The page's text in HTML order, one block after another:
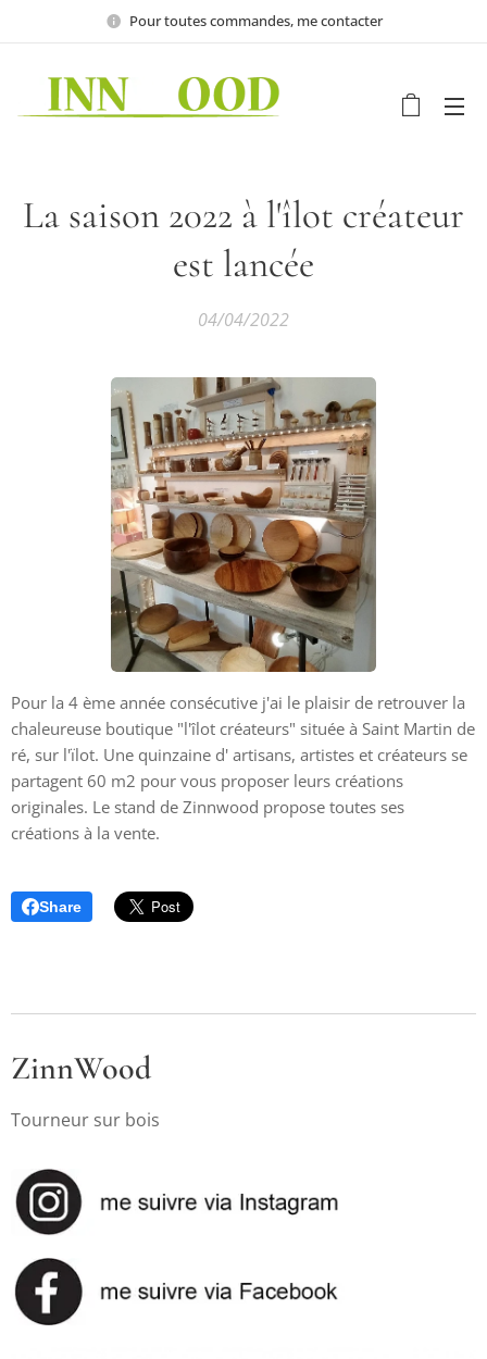
Pour toutes commandes, me contacter
La saison 2022 à l'îlot créateur
est lancée
04/04/2022
Pour la 4 ème année consécutive j'ai le plaisir de retrouver la
chaleureuse boutique "l'îlot créateurs" située à Saint Martin de
ré, sur l'ïlot. Une quinzaine d' artisans, artistes et créateurs se
partagent 60 m2 pour vous proposer leurs créations
originales. Le stand de Zinnwood propose toutes ses
créations à la vente.
Share
ZinnWood
Tourneur sur bois